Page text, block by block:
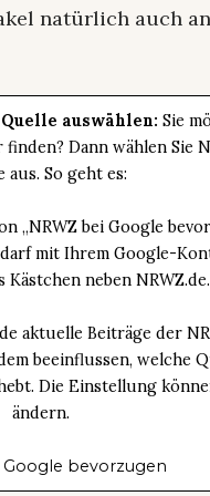
natürlich auch
auswählen: Sie
Dann wählen Sie
aus. So geht es:
„NRWZ bei Google
mit Ihrem Google-
Kästchen neben NRWZ.de.
aktuelle Beiträge der
beeinflussen, welche
Die Einstellung
ändern.
Google bevorzugen